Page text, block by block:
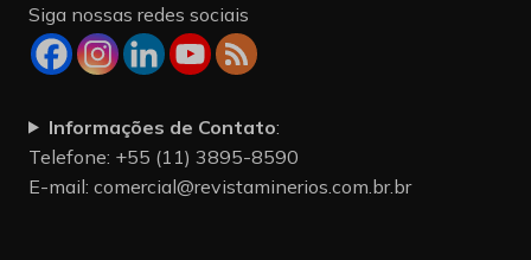
Siga nossas redes sociais
Informações de Contato:
Telefone: +55 (11) 3895-8590
E-mail: comercial@revistaminerios.com.br.br